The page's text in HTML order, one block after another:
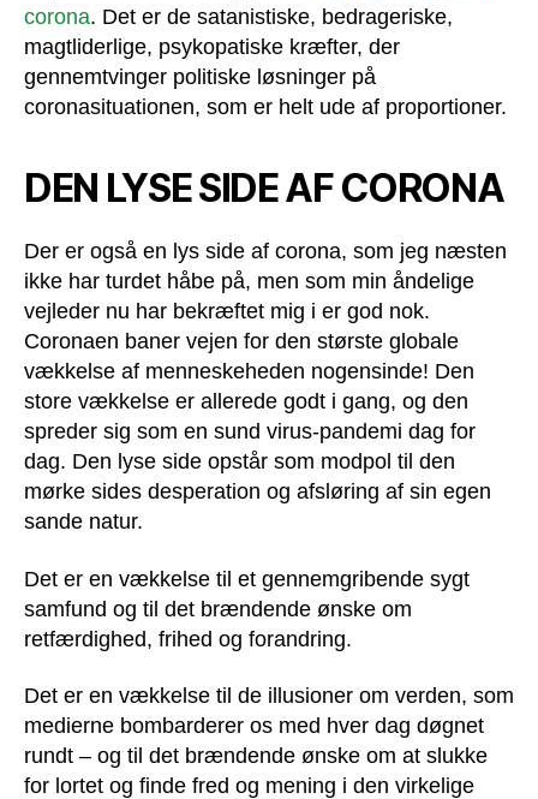
corona. Det er de satanistiske, bedrageriske,
magtliderlige, psykopatiske kræfter, der
gennemtvinger politiske løsninger på
coronasituationen, som er helt ude af proportioner.
DEN LYSE SIDE AF CORONA
Der er også en lys side af corona, som jeg næsten
ikke har turdet håbe på, men som min åndelige
vejleder nu har bekræftet mig i er god nok.
Coronaen baner vejen for den største globale
vækkelse af menneskeheden nogensinde! Den
store vækkelse er allerede godt i gang, og den
spreder sig som en sund virus-pandemi dag for
dag. Den lyse side opstår som modpol til den
mørke sides desperation og afsløring af sin egen
sande natur.
Det er en vækkelse til et gennemgribende sygt
samfund og til det brændende ønske om
retfærdighed, frihed og forandring.
Det er en vækkelse til de illusioner om verden, som
medierne bombarderer os med hver dag døgnet
rundt – og til det brændende ønske om at slukke
for lortet og finde fred og mening i den virkelige